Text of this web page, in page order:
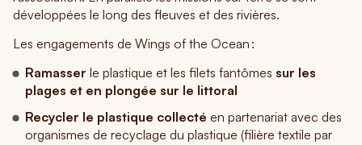
développées le long des fleuves et des rivières.
Les engagements de Wings of the Ocean :
Ramasser le plastique et les filets fantômes sur les
plages et en plongée sur le littoral
Recycler le plastique collecté en partenariat avec des
organismes de recyclage du plastique (filière textile par